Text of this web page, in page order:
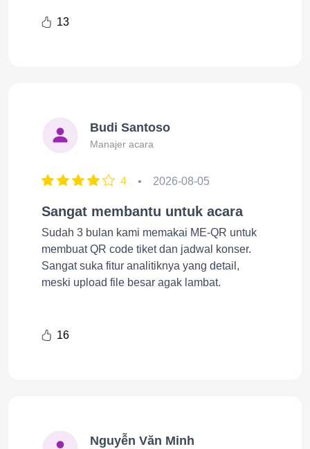
13
Budi Santoso
Manajer acara
4 • 2026-08-05
Sangat membantu untuk acara
Sudah 3 bulan kami memakai ME-QR untuk
membuat QR code tiket dan jadwal konser.
Sangat suka fitur analitiknya yang detail,
meski upload file besar agak lambat.
16
Nguyễn Văn Minh